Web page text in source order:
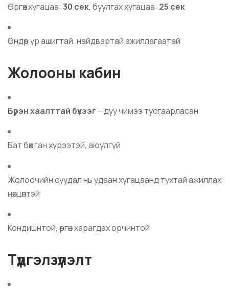
Өргөх хугацаа: 30 сек, буулгах хугацаа: 25 сек
Өндөр үр ашигтай, найдвартай ажиллагаатай
Жолооны кабин
Бүрэн хаалттай бүхээг – дуу чимээ тусгаарласан
Бат бөх ган хүрээтэй, аюулгүй
Жолоочийн суудал нь удаан хугацаанд тухтай ажиллах
нөхцөлтэй
Кондишнтой, өргөн харагдах орчинтой
Түдгэлзүүлэлт